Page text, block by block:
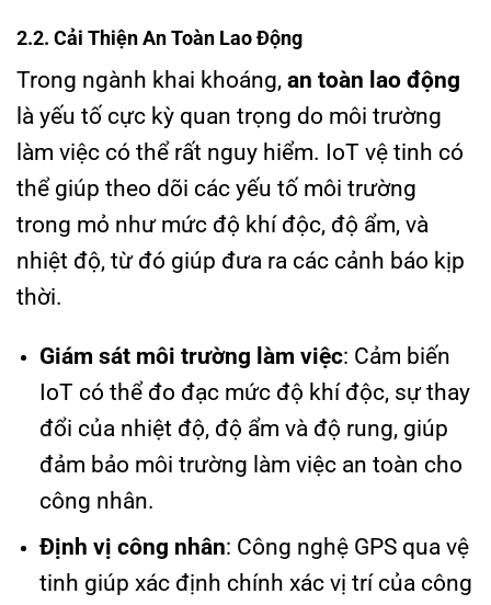
2.2. Cải Thiện An Toàn Lao Động
Trong ngành khai khoáng, an toàn lao động
là yếu tố cực kỳ quan trọng do môi trường
làm việc có thể rất nguy hiểm. IoT vệ tinh có
thể giúp theo dõi các yếu tố môi trường
trong mỏ như mức độ khí độc, độ ẩm, và
nhiệt độ, từ đó giúp đưa ra các cảnh báo kịp
thời.
Giám sát môi trường làm việc: Cảm biến
IoT có thể đo đạc mức độ khí độc, sự thay
đổi của nhiệt độ, độ ẩm và độ rung, giúp
đảm bảo môi trường làm việc an toàn cho
công nhân.
Định vị công nhân: Công nghệ GPS qua vệ
tinh giúp xác định chính xác vị trí của công